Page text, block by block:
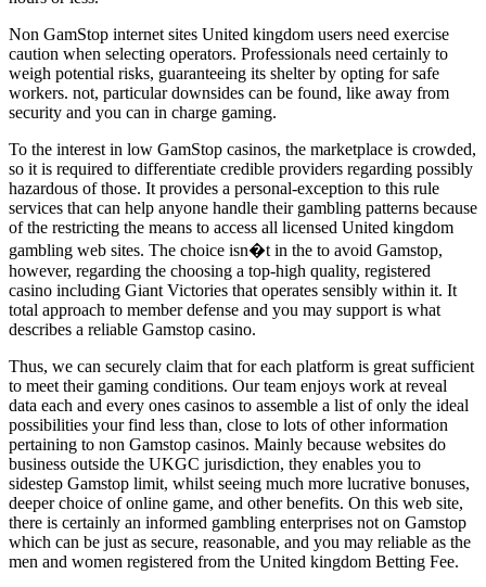
Non GamStop internet sites United kingdom users need exercise
caution when selecting operators. Professionals need certainly to
weigh potential risks, guaranteeing its shelter by opting for safe
workers. not, particular downsides can be found, like away from
security and you can in charge gaming.
To the interest in low GamStop casinos, the marketplace is crowded,
so it is required to differentiate credible providers regarding possibly
hazardous of those. It provides a personal-exception to this rule
services that can help anyone handle their gambling patterns because
of the restricting the means to access all licensed United kingdom
gambling web sites. The choice isn�t in the to avoid Gamstop,
however, regarding the choosing a top-high quality, registered
casino including Giant Victories that operates sensibly within it. It
total approach to member defense and you may support is what
describes a reliable Gamstop casino.
Thus, we can securely claim that for each platform is great sufficient
to meet their gaming conditions. Our team enjoys work at reveal
data each and every ones casinos to assemble a list of only the ideal
possibilities your find less than, close to lots of other information
pertaining to non Gamstop casinos. Mainly because websites do
business outside the UKGC jurisdiction, they enables you to
sidestep Gamstop limit, whilst seeing much more lucrative bonuses,
deeper choice of online game, and other benefits. On this web site,
there is certainly an informed gambling enterprises not on Gamstop
which can be just as secure, reasonable, and you may reliable as the
men and women registered from the United kingdom Betting Fee.